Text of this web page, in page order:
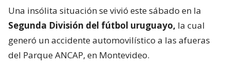
Una insólita situación se vivió este sábado en la
Segunda División del fútbol uruguayo, la cual
generó un accidente automovilístico a las afueras
del Parque ANCAP, en Montevideo.